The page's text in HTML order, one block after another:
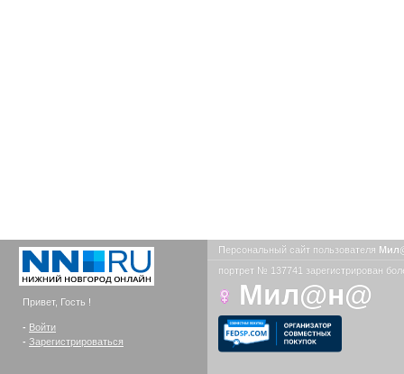
Привет, Гость !
- Войти
- Зарегистрироваться
Персональный сайт пользователя
портрет № 137741 зарегистрирован
Мил@н@